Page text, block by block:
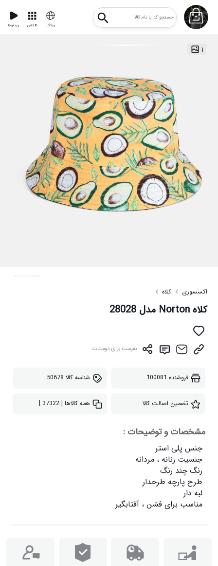
ویدئوها کالکشن وبلاگ
۱
اکسسوری کلاه
کلاه Norton مدل 28028
بفرست برای دوستات
فروشنده 100081 شناسه کالا 50678
تضمین اصالت کالا همه کالاها [ 37322 ]
مشخصات و توضیحات :
مناسب برای فشن ، آفتابگیر